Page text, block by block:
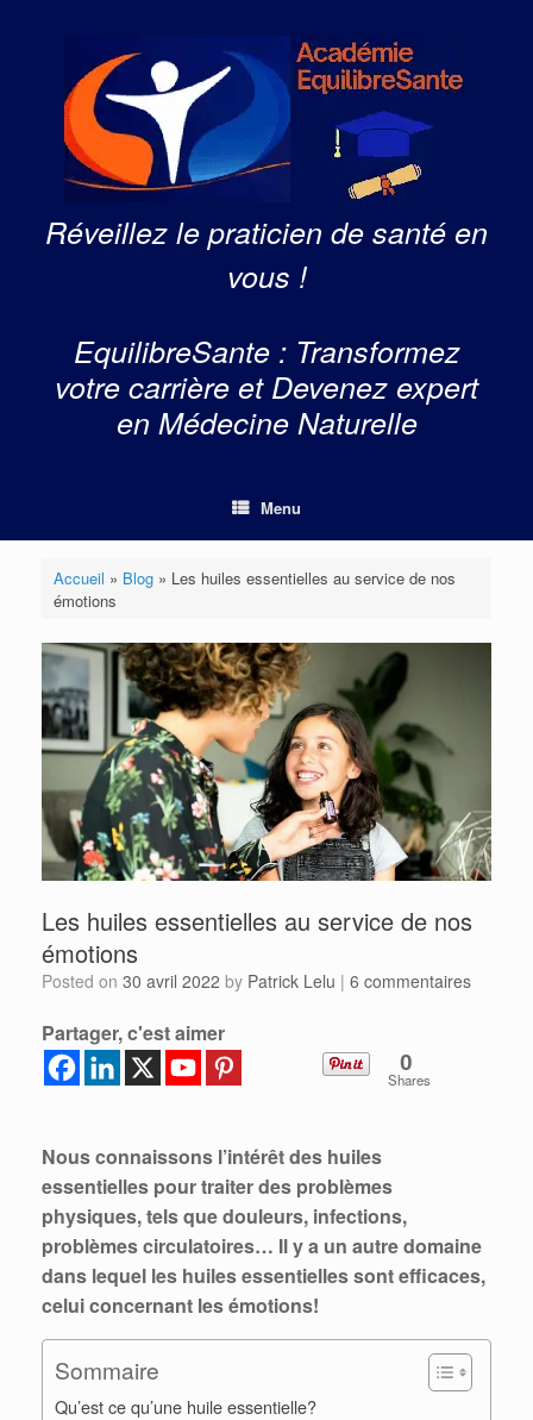
Réveillez le praticien de santé en
vous !
EquilibreSante : Transformez
votre carrière et Devenez expert
en Médecine Naturelle
Menu
Accueil » Blog» Les huiles essentielles au service de nos
émotions
Les huiles essentielles au service de nos
émotions
Posted on 30 avril 2022 by Patrick Lelu | 6 commentaires
Partager, c'est aimer
0
Shares
Nous connaissons l’intérêt des huiles
essentielles pour traiter des problèmes
physiques, tels que douleurs, infections,
problèmes circulatoires… Il y a un autre domaine
dans lequel les huiles essentielles sont efficaces,
celui concernant les émotions!
Sommaire
Qu’est ce qu’une huile essentielle?